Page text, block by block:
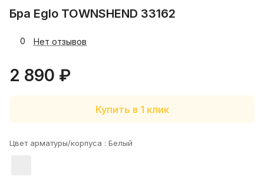
Бра Eglo TOWNSHEND 33162
0 Нет отзывов
2 890 ₽
Купить в 1 клик
Цвет арматуры/корпуса : Белый